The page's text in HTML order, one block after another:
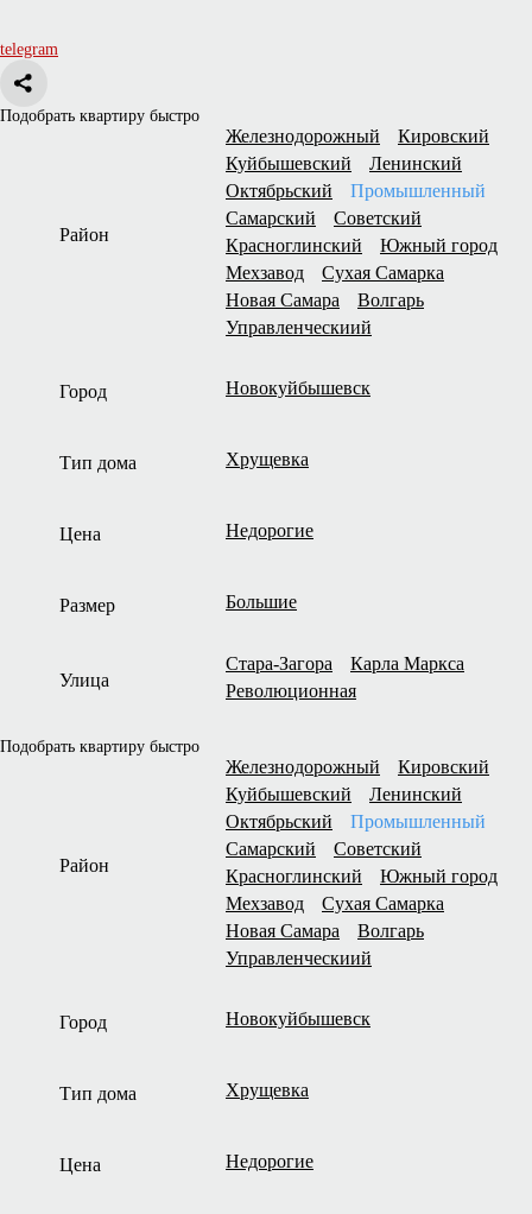
telegram
Подобрать квартиру быстро
Район
Железнодорожный
Кировский
Куйбышевский
Ленинский
Октябрьский
Промышленный
Самарский
Советский
Красноглинский
Южный город
Мехзавод
Сухая Самарка
Новая Самара
Волгарь
Управленческиий
Город Новокуйбышевск
Тип дома Хрущевка
Цена Недорогие
Размер Большие
Улица
Стара-Загора
Карла Маркса
Революционная
Подобрать квартиру быстро
Район
Железнодорожный
Кировский
Куйбышевский
Ленинский
Октябрьский
Промышленный
Самарский
Советский
Красноглинский
Южный город
Мехзавод
Сухая Самарка
Новая Самара
Волгарь
Управленческиий
Город Новокуйбышевск
Тип дома Хрущевка
Цена Недорогие